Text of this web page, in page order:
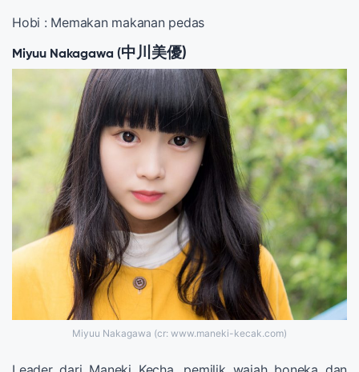
Hobi : Memakan makanan pedas
Miyuu Nakagawa (中川美優)
Miyuu Nakagawa (cr: www.maneki-kecak.com)